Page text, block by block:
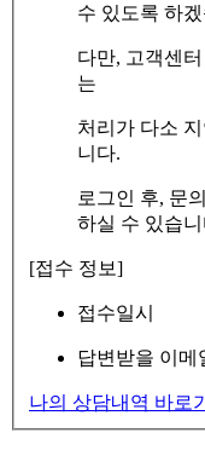
수 있도록 하
다만, 고객센터
는
처리가 다소
니다.
로그인 후, 문
하실 수 있습니
[접수 정보]
접수일시
답변받을 이메
나의 상담내역 바로